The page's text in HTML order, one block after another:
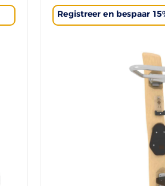
Registreer en bespaar